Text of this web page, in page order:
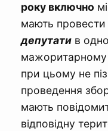
року включно
мають провести
депутати в
при цьому не
проведення
мають
відповідну